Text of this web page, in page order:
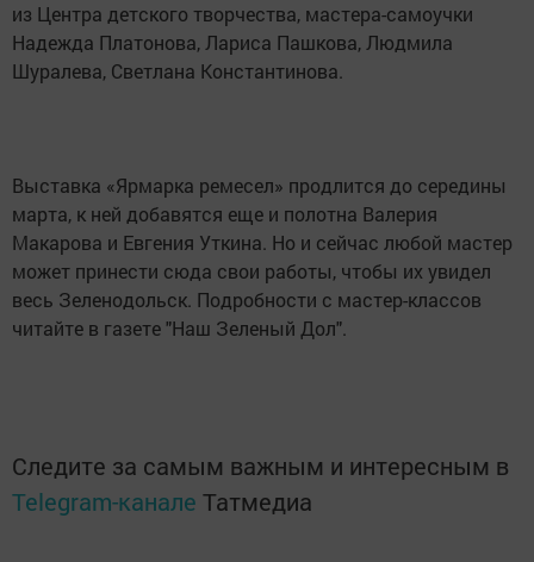
из Центра детского творчества, мастера-самоучки
Надежда Платонова, Лариса Пашкова, Людмила
Шуралева, Светлана Константинова.
Выставка «Ярмарка ремесел» продлится до середины
марта, к ней добавятся еще и полотна Валерия
Макарова и Евгения Уткина. Но и сейчас любой мастер
может принести сюда свои работы, чтобы их увидел
весь Зеленодольск. Подробности с мастер-классов
читайте в газете "Наш Зеленый Дол".
Следите за самым важным и интересным в
Telegram-канале Татмедиа